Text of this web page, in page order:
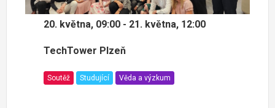
20. května, 09:00 - 21. května, 12:00
TechTower Plzeň
Soutěž Studující Věda a výzkum